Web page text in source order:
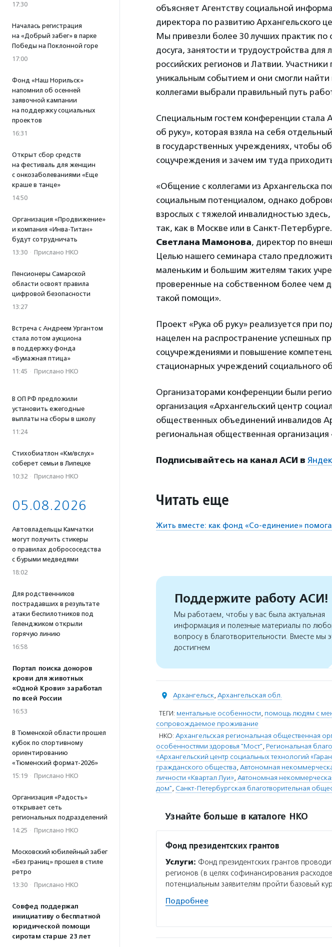
17:30
Началась регистрация
на «Добрый забег» в парке
Победы на Поклонной горе
17:00
Фонд «Наш Норильск»
напомнил об осенней
заявочной кампании
на поддержку социальных
проектов
16:31
Открыт сбор средств
на фестиваль для женщин
с онкозаболеваниями «Еще
краше в танце»
14:50
Организация «Продвижение»
и компания «Инва-Титан»
будут сотрудничать
13:30 · Прислано НКО
Пенсионеры Самарской
области освоят правила
цифровой безопасности
13:27
Встреча с Андреем Ургантом
стала лотом аукциона
в поддержку фонда
«Бумажная птица»
11:45 · Прислано НКО
В ОП РФ предложили
установить ежегодные
выплаты на сборы в школу
11:24
Стихобиатлон «Км/вслух»
соберет семьи в Липецке
10:32 · Прислано НКО
05.08.2026
Автовладельцы Камчатки
могут получить стикеры
о правилах добрососедства
с бурыми медведями
18:02
Для родственников
пострадавших в результате
атаки беспилотников под
Геленджиком открыли
горячую линию
16:58
Портал поиска доноров
крови для животных
«Одной Крови» заработал
по всей России
16:53
В Тюменской области прошел
кубок по спортивному
ориентированию
«Тюменский формат-2026»
15:19 · Прислано НКО
Организация «Радость»
открывает сеть
региональных подразделений
14:25 · Прислано НКО
Московский юбилейный забег
«Без границ» прошел в стиле
ретро
13:30 · Прислано НКО
Совфед поддержал
инициативу о бесплатной
юридической помощи
сиротам старше 23 лет
объясняет Агентству социальной
директора по развитию Архангельского
Мы привезли более 30 лучших практик
досуга, занятости и трудоустройства
российских регионов и Латвии.
уникальным событием и они смогли
коллегами выбрали правильный путь
Специальным гостем конференции стала
об руку», которая взяла на себя
в государственных учреждениях, чтобы
соцучреждения и зачем им туда
«Общение с коллегами из Архангельска
социальным потенциалом, однако
взрослых с тяжелой инвалидностью
так, как в Москве или в Санкт-
Светлана Мамонова, директор по
Целью нашего семинара стало
маленьким и большим жителям таких
проверенные на собственном более чем
такой помощи».
Проект «Рука об руку» реализуется при
нацелен на распространение успешных
соцучреждениями и повышение
стационарных учреждений социального
Организаторами конференции были
организация «Архангельский центр
общественных объединений инвалидов
региональная общественная
Подписывайтесь на канал АСИ в
Читать еще
Жить вместе: как фонд «Со-единение»
Поддержите работу АСИ!
Мы работаем, чтобы у вас была актуальная
информация и полезные материалы по
вопросу в благотворительности. Вместе мы
достигнем
Архангельск, Архангельская обл.
ТЕГИ: ментальные особенности, помощь людям с
сопровождаемое проживание
НКО: Архангельская региональная общественная
особенностями здоровья "Мост", Региональная
«Архангельский центр социальных технологий
гражданского общества, Автономная
личности «Квартал Луи», Автономная
дом", Санкт-Петербургская благотворительная
Узнайте больше в каталоге НКО
Фонд президентских грантов
Услуги: Фонд президентских грантов
регионов (в целях софинансирования
потенциальным заявителям пройти базовый
Подробнее